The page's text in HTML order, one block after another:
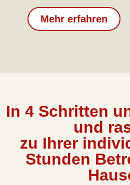
Mehr erfahren
In 4 Schritten
und
zu Ihrer
Stunden